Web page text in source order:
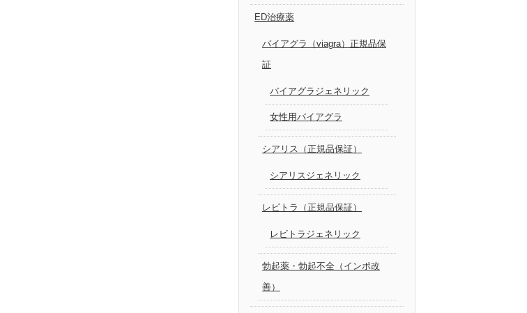
ED治療薬
バイアグラ（viagra）正規品保
証
バイアグラジェネリック
女性用バイアグラ
シアリス（正規品保証）
シアリスジェネリック
レビトラ（正規品保証）
レビトラジェネリック
勃起薬・勃起不全（インポ改
善）